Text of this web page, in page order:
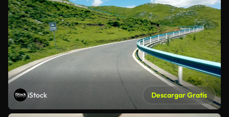
iStock Descargar Gratis